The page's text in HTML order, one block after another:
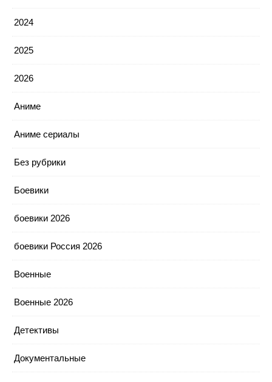
2024
2025
2026
Аниме
Аниме сериалы
Без рубрики
Боевики
боевики 2026
боевики Россия 2026
Военные
Военные 2026
Детективы
Документальные